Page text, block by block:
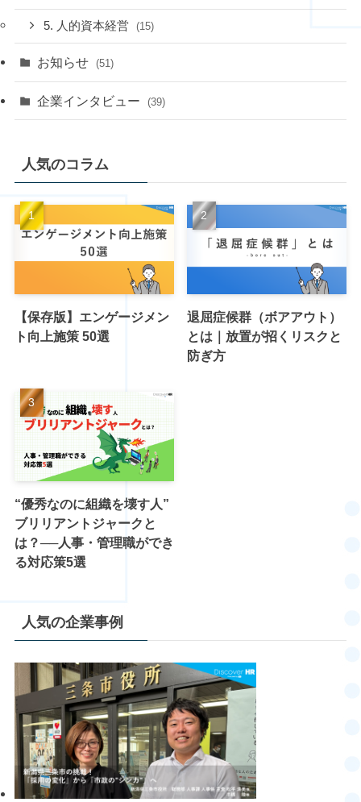
5. 人的資本経営 (15)
お知らせ (51)
企業インタビュー (39)
人気のコラム
【保存版】エンゲージメン
ト向上施策 50選
退屈症候群（ボアアウト）
とは｜放置が招くリスクと
防ぎ方
“優秀なのに組織を壊す人”
ブリリアントジャークと
は？──人事・管理職ができ
る対応策5選
人気の企業事例